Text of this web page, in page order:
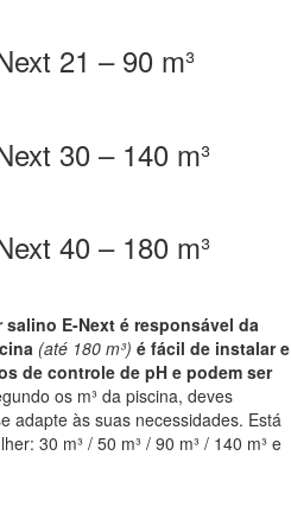
21 – 90 m³
30 – 140 m³
40 – 180 m³
E-Next é responsável da
(até 180 m³) é fácil de instalar e
de controle de pH e podem ser
os m³ da piscina, deves
adapte às suas necessidades. Está
30 m³ / 50 m³ / 90 m³ / 140 m³ e